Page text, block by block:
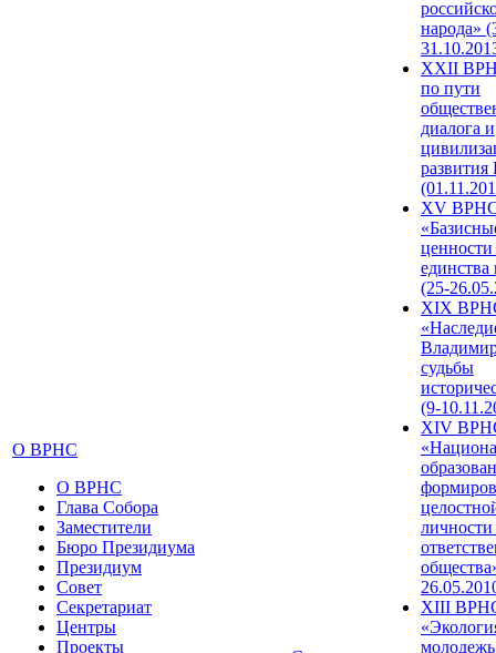
О ВРНС
О ВРНС
Глава Собора
Заместители
Бюро Президиума
Президиум
Совет
Секретариат
Центры
Проекты
народа»
XXII
по пути
диалога и
развития
XV
единства
(25-
XIX
судьбы
(9-
XIV
XIII